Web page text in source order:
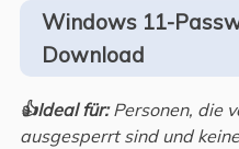
Windows 11-
Download
👍Ideal für:Personen, die
ausgesperrt sind und